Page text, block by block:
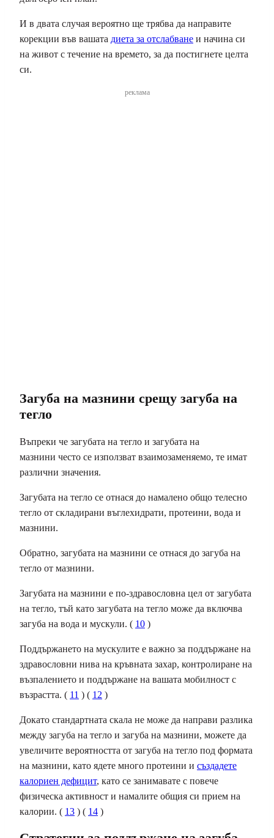
И в двата случая вероятно ще трябва да направите
корекции във вашата диета за отслабване и начина си
на живот с течение на времето, за да постигнете целта
си.
реклама
Загуба на мазнини срещу загуба на
тегло
Въпреки че загубата на тегло и загубата на
мазнини често се използват взаимозаменяемо, те имат
различни значения.
Загубата на тегло се отнася до намалено общо телесно
тегло от складирани въглехидрати, протеини, вода и
мазнини.
Обратно, загубата на мазнини се отнася до загуба на
тегло от мазнини.
Загубата на мазнини е по-здравословна цел от загубата
на тегло, тъй като загубата на тегло може да включва
загуба на вода и мускули. ( 10 )
Поддържането на мускулите е важно за поддържане на
здравословни нива на кръвната захар, контролиране на
възпалението и поддържане на вашата мобилност с
възрастта. ( 11 ) ( 12 )
Докато стандартната скала не може да направи разлика
между загуба на тегло и загуба на мазнини, можете да
увеличите вероятността от загуба на тегло под формата
на мазнини, като ядете много протеини и създадете
калориен дефицит, като се занимавате с повече
физическа активност и намалите общия си прием на
калории. ( 13 ) ( 14 )